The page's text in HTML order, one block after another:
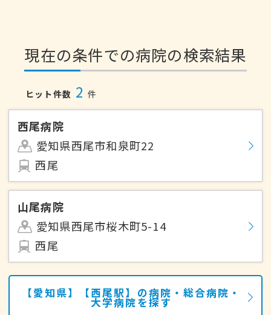
現在の条件での病院の検索結果
ヒット件数 2 件
西尾病院
愛知県西尾市和泉町22
西尾
山尾病院
愛知県西尾市桜木町5-14
西尾
【愛知県】【西尾駅】の病院・総合病院・
大学病院を探す